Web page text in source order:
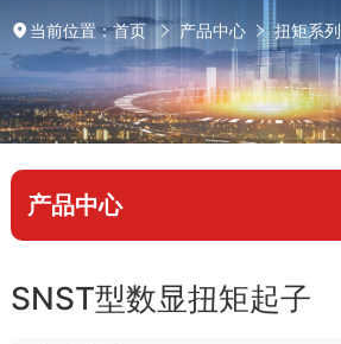
当前位置：首页 产品中心 扭矩系列
产品中心
SNST型数显扭矩起子